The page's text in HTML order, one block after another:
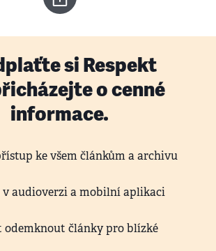
si Respekt
o cenné
informace.
ke všem článkům a archivu
v audioverzi a mobilní aplikaci
odemknout články pro blízké